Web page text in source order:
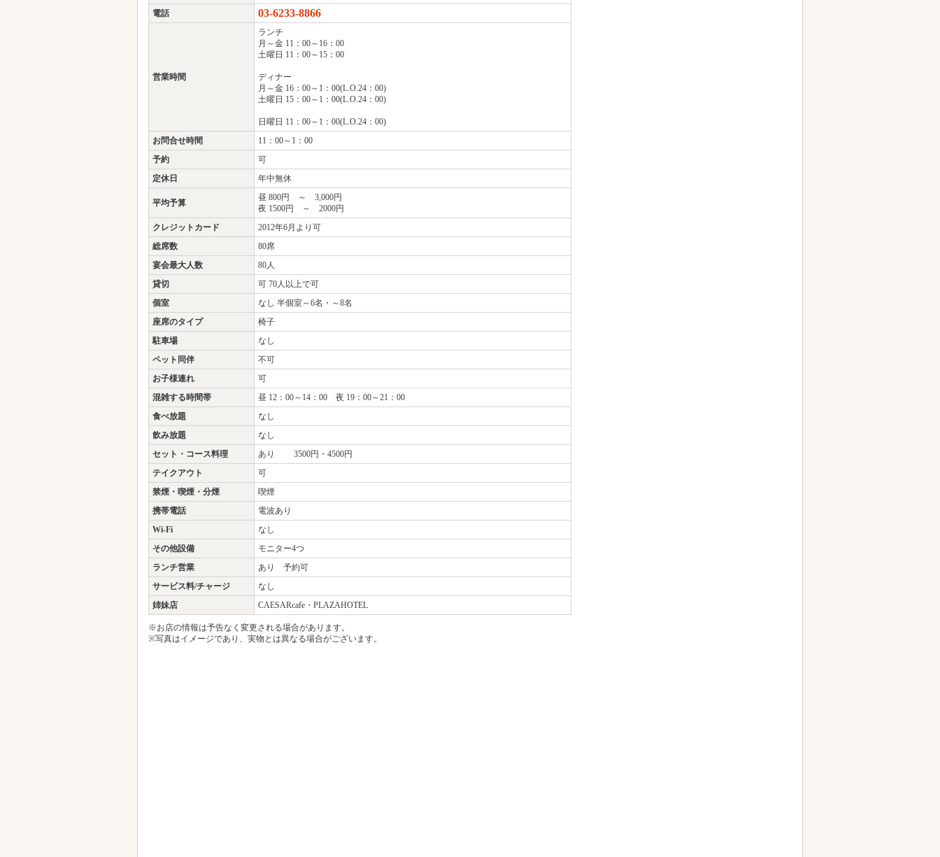
電話
03-6233-8866
営業時間
ランチ
月～金 11：00～16：00
土曜日 11：00～15：00
ディナー
月～金 16：00～1：00(L.O.24：00)
土曜日 15：00～1：00(L.O.24：00)
日曜日 11：00～1：00(L.O.24：00)
お問合せ時間
11：00～1：00
予約
可
定休日
年中無休
平均予算
昼 800円 ～ 3,000円
夜 1500円 ～ 2000円
クレジットカード
2012年6月より可
総席数
80席
宴会最大人数
80人
貸切
可 70人以上で可
個室
なし 半個室～6名・～8名
座席のタイプ
椅子
駐車場
なし
ペット同伴
不可
お子様連れ
可
混雑する時間帯
昼 12：00～14：00 夜 19：00～21：00
食べ放題
なし
飲み放題
なし
セット・コース料理
あり 3500円・4500円
テイクアウト
可
禁煙・喫煙・分煙
喫煙
携帯電話
電波あり
Wi-Fi
なし
その他設備
モニター4つ
ランチ営業
あり 予約可
サービス料/チャージ
なし
姉妹店
CAESARcafe・PLAZAHOTEL
※お店の情報は予告なく変更される場合があります。
※写真はイメージであり、実物とは異なる場合がございます。